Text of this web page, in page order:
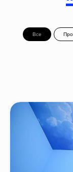
Все Про